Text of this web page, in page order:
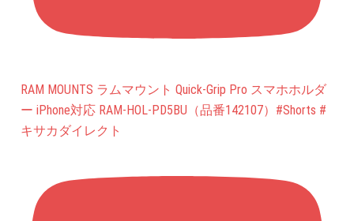
RAM MOUNTS ラムマウント Quick-Grip Pro スマホホルダ
ー iPhone対応 RAM-HOL-PD5BU（品番142107）#Shorts #
キサカダイレクト